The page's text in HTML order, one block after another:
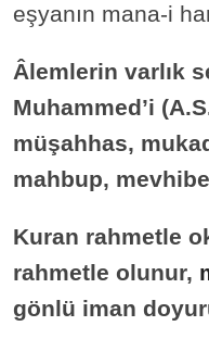
eşyanın mana-i
Âlemlerin varlık
Muhammed’i
müşahhas,
mahbup,
Kuran rahmetle
rahmetle olunur,
gönlü iman